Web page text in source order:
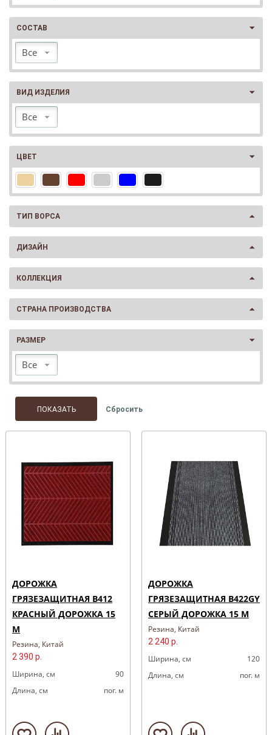
СОСТАВ
Все
ВИД ИЗДЕЛИЯ
Все
ЦВЕТ
ТИП ВОРСА
ДИЗАЙН
КОЛЛЕКЦИЯ
СТРАНА ПРОИЗВОДСТВА
РАЗМЕР
Все
ДОРОЖКА
ГРЯЗЕЗАЩИТНАЯ B412
КРАСНЫЙ ДОРОЖКА 15
М
Резина, Китай
2 390 р.
Ширина, cм
90
Длина, cм
пог. м
ДОРОЖКА
ГРЯЗЕЗАЩИТНАЯ B422GY
СЕРЫЙ ДОРОЖКА 15 М
Резина, Китай
2 240 р.
Ширина, cм
120
Длина, cм
пог. м